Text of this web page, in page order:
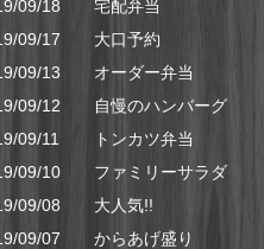
09/18
宅配弁当
09/17
大口予約
09/13
オーダー弁当
09/12
自慢のハンバーグ
09/11
トンカツ弁当
09/10
ファミリーサラダ
09/08
大人気!!
09/07
からあげ盛り